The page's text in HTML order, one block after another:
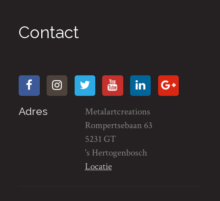
Contact
Adres
Metalartcreations
Rompertsebaan 63
5231 GT
's Hertogenbosch
Locatie